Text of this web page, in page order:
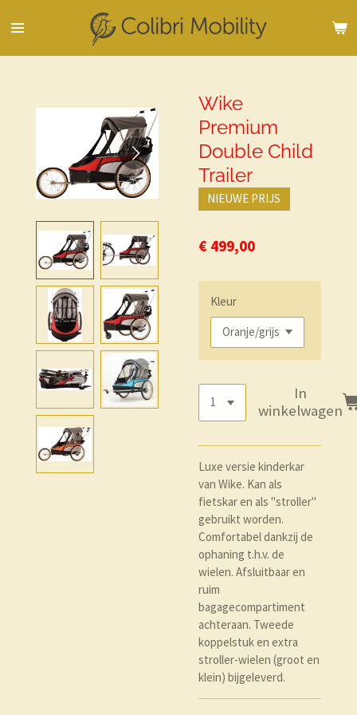
direct
Wike
Premium
Double Child
Trailer
NIEUWE PRIJS
€ 499,00
Kleur
In
winkelwagen
Luxe versie kinderkar
van Wike. Kan als
fietskar en als "stroller"
gebruikt worden.
Comfortabel dankzij de
ophaning t.h.v. de
wielen. Afsluitbaar en
ruim
bagagecompartiment
achteraan. Tweede
koppelstuk en extra
stroller-wielen (groot en
klein) bijgeleverd.